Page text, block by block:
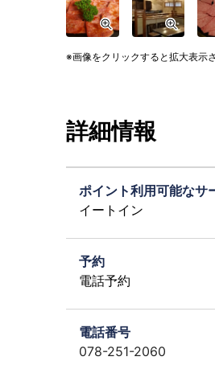
画像をクリックすると拡大表示
詳細情報
ポイント利用可能なサ
イートイン
予約
電話予約
電話番号
078-251-2060